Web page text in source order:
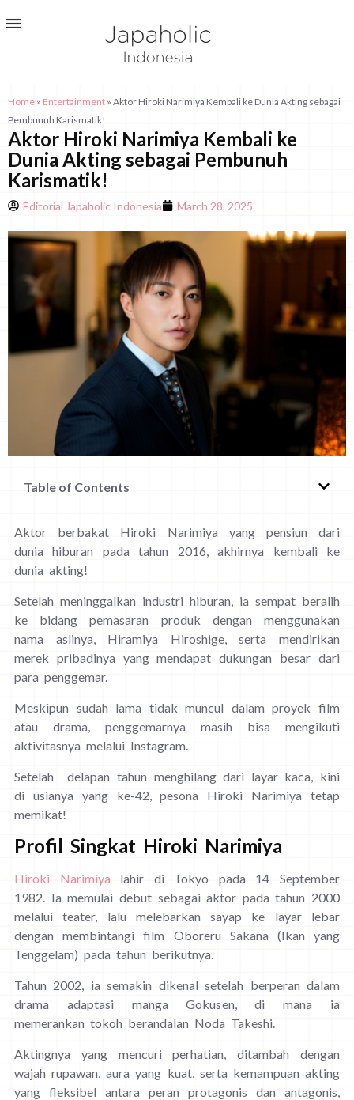
Home » Entertainment » Aktor Hiroki Narimiya Kembali ke Dunia Akting sebagai
Pembunuh Karismatik!
Aktor Hiroki Narimiya Kembali ke
Dunia Akting sebagai Pembunuh
Karismatik!
Editorial Japaholic Indonesia March 28, 2025
Table of Contents
Aktor berbakat Hiroki Narimiya yang pensiun dari
dunia hiburan pada tahun 2016, akhirnya kembali ke
dunia akting!
Setelah meninggalkan industri hiburan, ia sempat beralih
ke bidang pemasaran produk dengan menggunakan
nama aslinya, Hiramiya Hiroshige, serta mendirikan
merek pribadinya yang mendapat dukungan besar dari
para penggemar.
Meskipun sudah lama tidak muncul dalam proyek film
atau drama, penggemarnya masih bisa mengikuti
aktivitasnya melalui Instagram.
Setelah delapan tahun menghilang dari layar kaca, kini
di usianya yang ke-42, pesona Hiroki Narimiya tetap
memikat!
Profil Singkat Hiroki Narimiya
Hiroki Narimiya lahir di Tokyo pada 14 September
1982. Ia memulai debut sebagai aktor pada tahun 2000
melalui teater, lalu melebarkan sayap ke layar lebar
dengan membintangi film Oboreru Sakana (Ikan yang
Tenggelam) pada tahun berikutnya.
Tahun 2002, ia semakin dikenal setelah berperan dalam
drama adaptasi manga Gokusen, di mana ia
memerankan tokoh berandalan Noda Takeshi.
Aktingnya yang mencuri perhatian, ditambah dengan
wajah rupawan, aura yang kuat, serta kemampuan akting
yang fleksibel antara peran protagonis dan antagonis,